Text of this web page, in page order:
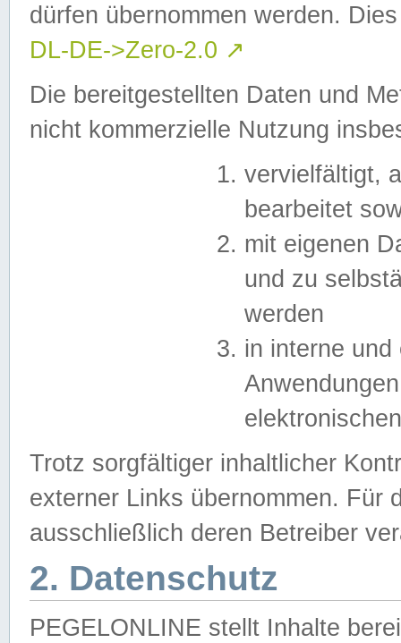
dürfen übernommen werden.
DL-DE->Zero-2.0 ↗
Die bereitgestellten Daten und
nicht kommerzielle Nutzung
vervielfältigt,
bearbeitet
mit eigenen
und zu
werden
in interne
Trotz sorgfältiger inhaltlicher
externer Links übernommen. Für
ausschließlich deren Betreiber
2. Datenschutz
PEGELONLINE stellt Inhalte